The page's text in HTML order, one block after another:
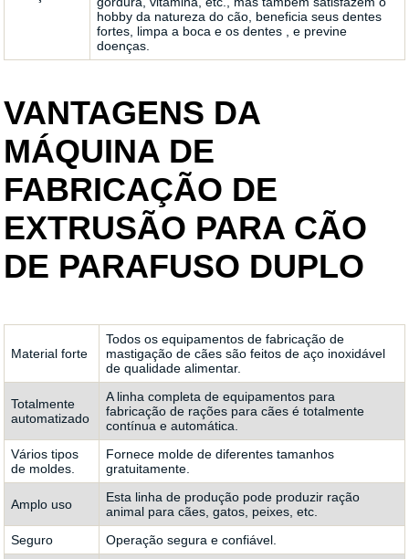
hobby da natureza do cão, beneficia seus dentes
fortes, limpa a boca e os dentes , e previne
doenças.
VANTAGENS DA
MÁQUINA DE
FABRICAÇÃO DE
EXTRUSÃO PARA CÃO
DE PARAFUSO DUPLO
Material forte
Todos os equipamentos de fabricação de
mastigação de cães são feitos de aço inoxidável
de qualidade alimentar.
Totalmente
automatizado
A linha completa de equipamentos para
fabricação de rações para cães é totalmente
contínua e automática.
Vários tipos
de moldes.
Fornece molde de diferentes tamanhos
gratuitamente.
Amplo uso
Esta linha de produção pode produzir ração
animal para cães, gatos, peixes, etc.
Seguro
Operação segura e confiável.